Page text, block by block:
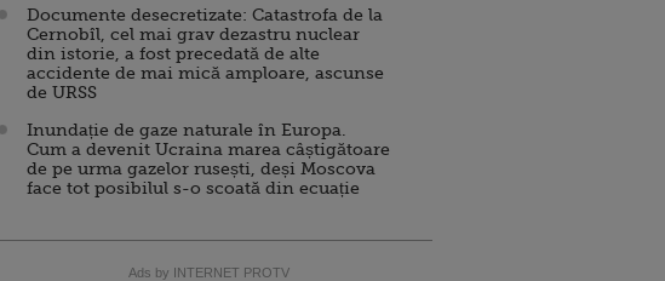
Documente desecretizate: Catastrofa de la
Cernobîl, cel mai grav dezastru nuclear
din istorie, a fost precedată de alte
accidente de mai mică amploare, ascunse
de URSS
Inundație de gaze naturale în Europa.
Cum a devenit Ucraina marea câștigătoare
de pe urma gazelor rusești, deși Moscova
face tot posibilul s-o scoată din ecuație
Ads by INTERNET PROTV